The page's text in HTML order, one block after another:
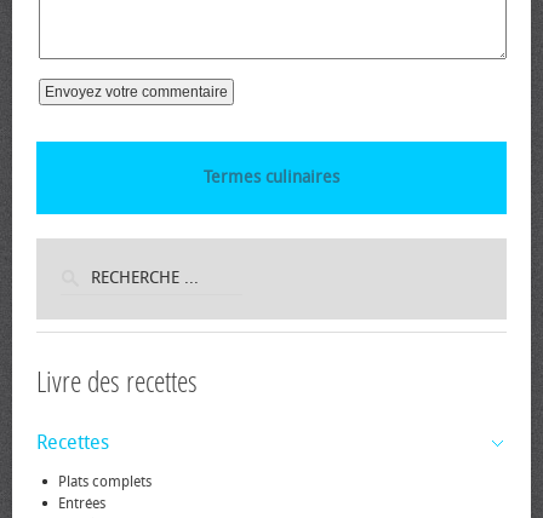
Termes culinaires
Livre des recettes
Recettes
Plats complets
Entrées